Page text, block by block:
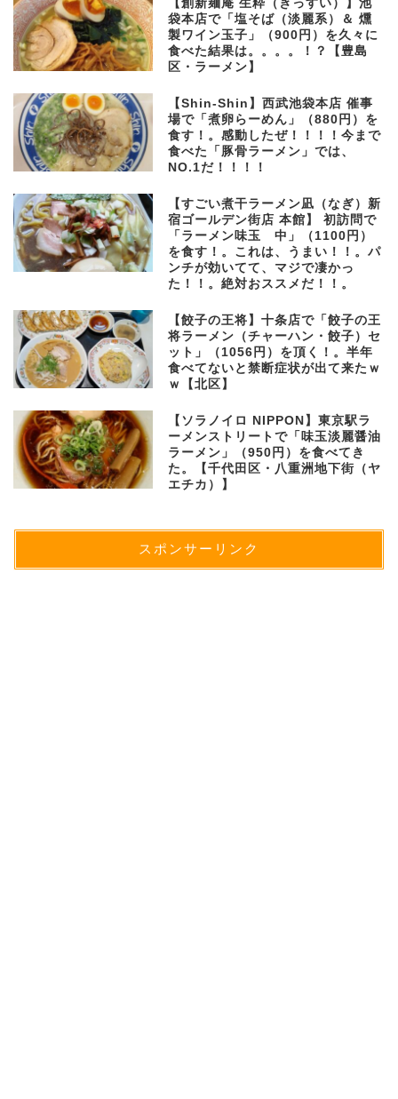
【創新麺庵 生粋（きっすい）】池
袋本店で「塩そば（淡麗系）＆ 燻
製ワイン玉子」（900円）を久々に
食べた結果は。。。。！？【豊島
区・ラーメン】
【Shin-Shin】西武池袋本店 催事
場で「煮卵らーめん」（880円）を
食す！。感動したぜ！！！！今まで
食べた「豚骨ラーメン」では、
NO.1だ！！！！
【すごい煮干ラーメン凪（なぎ）新
宿ゴールデン街店 本館】 初訪問で
「ラーメン味玉 中」（1100円）
を食す！。これは、うまい！！。パ
ンチが効いてて、マジで凄かっ
た！！。絶対おススメだ！！。
【餃子の王将】十条店で「餃子の王
将ラーメン（チャーハン・餃子）セ
ット」（1056円）を頂く！。半年
食べてないと禁断症状が出て来たｗ
ｗ【北区】
【ソラノイロ NIPPON】東京駅ラ
ーメンストリートで「味玉淡麗醤油
ラーメン」（950円）を食べてき
た。【千代田区・八重洲地下街（ヤ
エチカ）】
スポンサーリンク